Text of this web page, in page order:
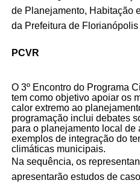
de Planejamento, Habitação
da Prefeitura de Florianópolis
PCVR
O 3º Encontro do Programa
tem como objetivo apoiar os
calor extremo ao
programação inclui debates
para o planejamento local de
exemplos de integração do
climáticas municipais.
Na sequência, os
apresentarão estudos de